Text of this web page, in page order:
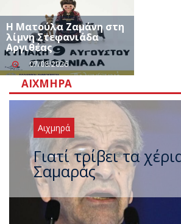
Η Ματούλα Ζαμάνη στη
λίμνη Στεφανιάδα
Αργιθέας
07/08/2026
ΑΙΧΜΗΡΆ
Αιχμηρά
Ξαναχτύπησαν